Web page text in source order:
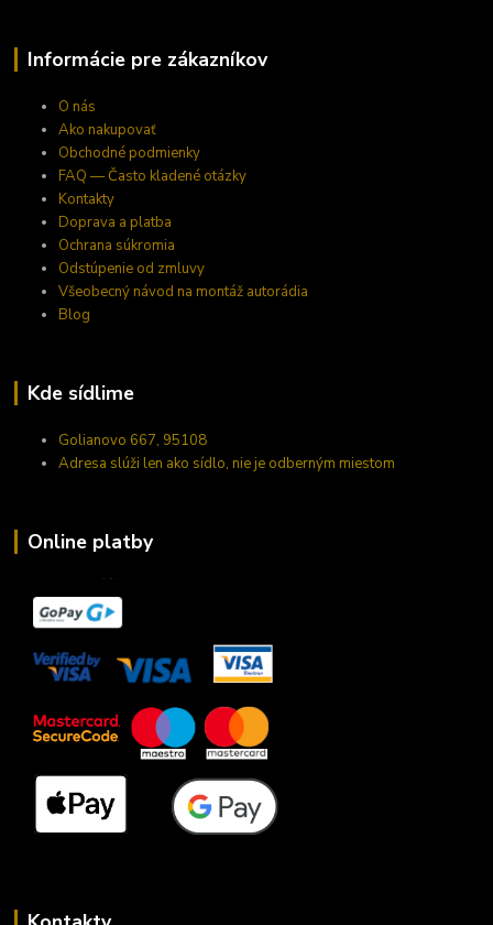
Informácie pre zákazníkov
O nás
Ako nakupovať
Obchodné podmienky
FAQ — Často kladené otázky
Kontakty
Doprava a platba
Ochrana súkromia
Odstúpenie od zmluvy
Všeobecný návod na montáž autorádia
Blog
Kde sídlime
Golianovo 667, 95108
Adresa slúži len ako sídlo, nie je odberným miestom
Online platby